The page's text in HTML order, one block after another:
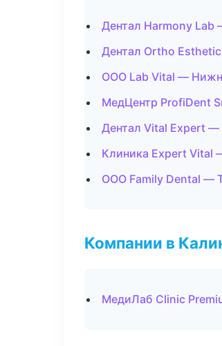
Дентал Harmony
Дентал Ortho
ООО Lab Vital —
МедЦентр ProfiDent
Дентал Vital Expert —
Клиника Expert Vital
ООО Family Dental —
Компании в
МедиЛаб Clinic